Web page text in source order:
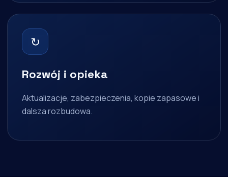
↻
Rozwój i opieka
Aktualizacje, zabezpieczenia, kopie zapasowe i
dalsza rozbudowa.